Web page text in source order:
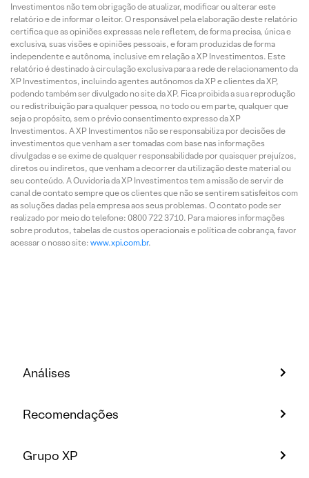
Investimentos não tem obrigação de atualizar, modificar ou alterar este
relatório e de informar o leitor. O responsável pela elaboração deste relatório
certifica que as opiniões expressas nele refletem, de forma precisa, única e
exclusiva, suas visões e opiniões pessoais, e foram produzidas de forma
independente e autônoma, inclusive em relação a XP Investimentos. Este
relatório é destinado à circulação exclusiva para a rede de relacionamento da
XP Investimentos, incluindo agentes autônomos da XP e clientes da XP,
podendo também ser divulgado no site da XP. Fica proibida a sua reprodução
ou redistribuição para qualquer pessoa, no todo ou em parte, qualquer que
seja o propósito, sem o prévio consentimento expresso da XP
Investimentos. A XP Investimentos não se responsabiliza por decisões de
investimentos que venham a ser tomadas com base nas informações
divulgadas e se exime de qualquer responsabilidade por quaisquer prejuízos,
diretos ou indiretos, que venham a decorrer da utilização deste material ou
seu conteúdo. A Ouvidoria da XP Investimentos tem a missão de servir de
canal de contato sempre que os clientes que não se sentirem satisfeitos com
as soluções dadas pela empresa aos seus problemas. O contato pode ser
realizado por meio do telefone: 0800 722 3710. Para maiores informações
sobre produtos, tabelas de custos operacionais e política de cobrança, favor
acessar o nosso site: www.xpi.com.br.
Análises
Recomendações
Grupo XP